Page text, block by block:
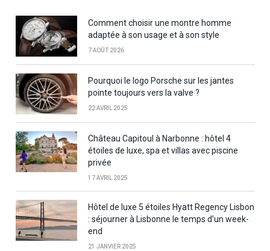
Comment choisir une montre homme
adaptée à son usage et à son style
7 AOÛT 2026
Pourquoi le logo Porsche sur les jantes
pointe toujours vers la valve ?
22 AVRIL 2025
Château Capitoul à Narbonne : hôtel 4
étoiles de luxe, spa et villas avec piscine
privée
17 AVRIL 2025
Hôtel de luxe 5 étoiles Hyatt Regency Lisbon
: séjourner à Lisbonne le temps d’un week-
end
21 JANVIER 2025